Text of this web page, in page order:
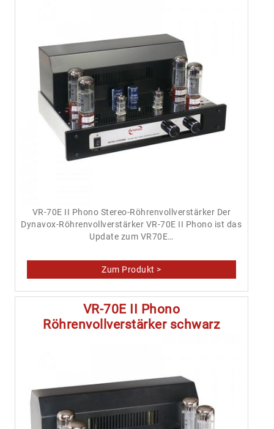
VR-70E II Phono Stereo-Röhrenvollverstärker Der
Dynavox-Röhrenvollverstärker VR-70E II Phono ist das
Update zum VR70E…
VR-70E II Phono
Röhrenvollverstärker schwarz